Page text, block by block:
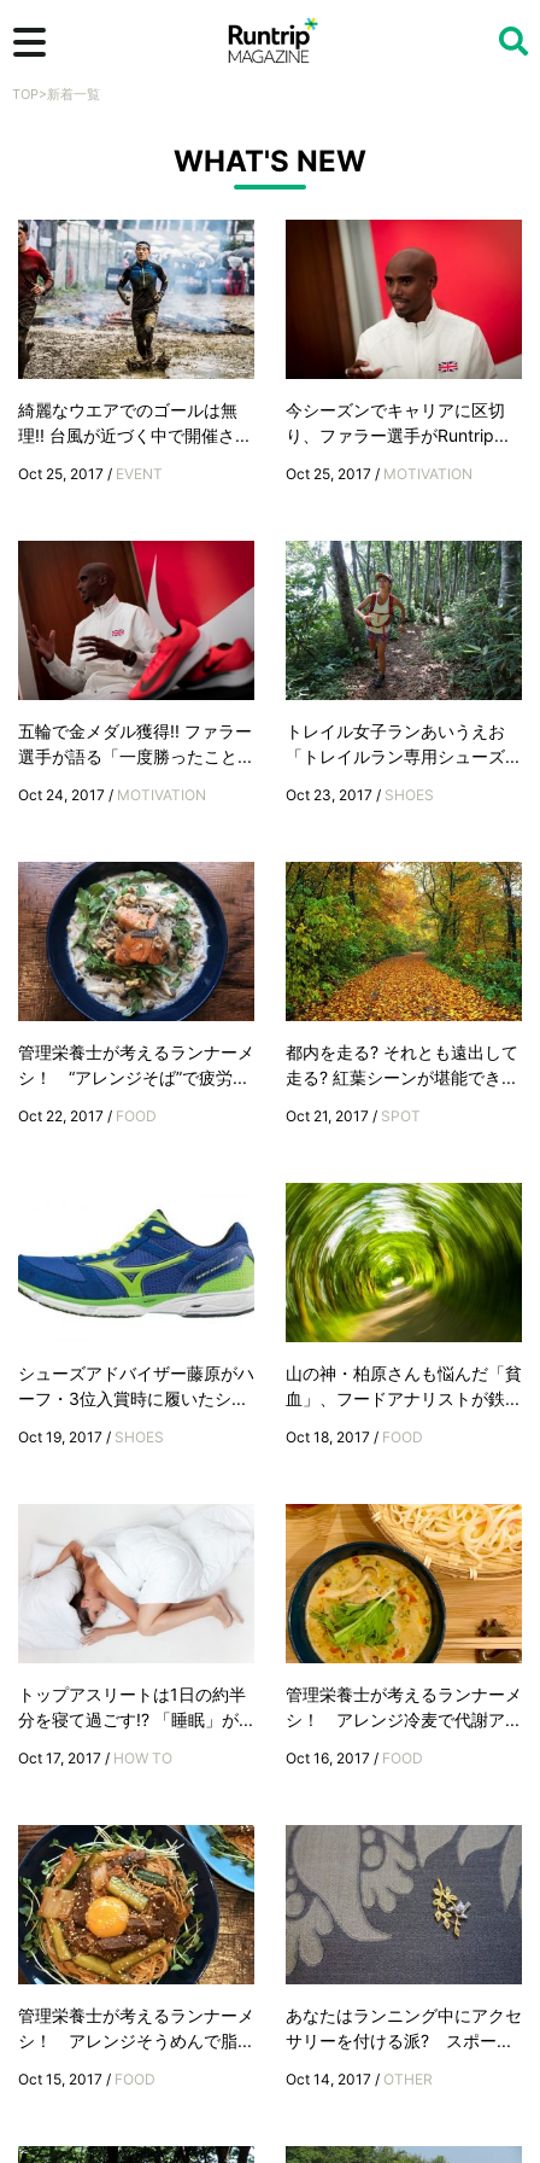
TOP>新着一覧
WHAT'S NEW
綺麗なウエアでのゴールは無
理!! 台風が近づく中で開催さ...
Oct 25, 2017 / EVENT
今シーズンでキャリアに区切
り、ファラー選手がRuntrip...
Oct 25, 2017 / MOTIVATION
五輪で金メダル獲得!! ファラー
選手が語る「一度勝ったこと...
Oct 24, 2017 / MOTIVATION
トレイル女子ランあいうえお
「トレイルラン専用シューズ...
Oct 23, 2017 / SHOES
管理栄養士が考えるランナーメ
シ！ “アレンジそば”で疲労...
Oct 22, 2017 / FOOD
都内を走る? それとも遠出して
走る? 紅葉シーンが堪能でき...
Oct 21, 2017 / SPOT
シューズアドバイザー藤原がハ
ーフ・3位入賞時に履いたシ...
Oct 19, 2017 / SHOES
山の神・柏原さんも悩んだ「貧
血」、フードアナリストが鉄...
Oct 18, 2017 / FOOD
トップアスリートは1日の約半
分を寝て過ごす!? 「睡眠」が...
Oct 17, 2017 / HOW TO
管理栄養士が考えるランナーメ
シ！ アレンジ冷麦で代謝ア...
Oct 16, 2017 / FOOD
管理栄養士が考えるランナーメ
シ！ アレンジそうめんで脂...
Oct 15, 2017 / FOOD
あなたはランニング中にアクセ
サリーを付ける派? スポー...
Oct 14, 2017 / OTHER